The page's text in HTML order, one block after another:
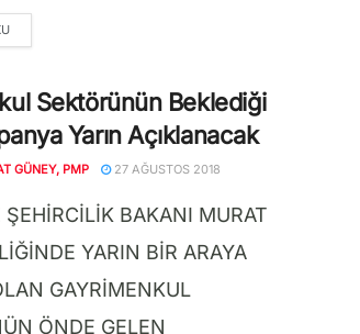
DETAILS
Sektörünün Beklediği
Yarın Açıklanacak
GÜNEY, PMP 27 AĞUSTOS 2018
ŞEHİRCİLİK BAKANI MURAT
YARIN BİR ARAYA
GAYRİMENKUL
ÖNDE GELEN